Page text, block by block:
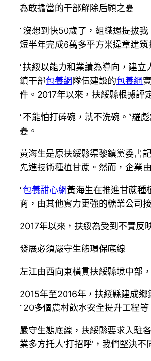
為敢擔當的干部解除后顧之憂
“沒想到快50歲了，組織還提拔
短半年完成6萬多平方米違章建
“扶綏以能力和業績為導向，建立
鎮干部包養網 隊伍建設的包養網
件。2017年以來，扶綏縣根據評
“不能怕打碎碗，就不洗碗。”羅
憂。
黃海生是原扶綏縣渠黎鎮黨委書
先進技術種植甘蔗。然而，企業
“包養甜心網黃海生在推進甘蔗種
商，由其他實力更強的糖業公司
2017年以來，扶綏為受到不實反
發展必須嚴守生態環保底線
左江由西向東橫貫扶綏縣境中部
2015年至2016年，扶綏縣建成
120多個農村飲水安全提升工程等
嚴守生態底線，扶綏縣要求入駐
業多方托人‘打招呼’，我們堅決不